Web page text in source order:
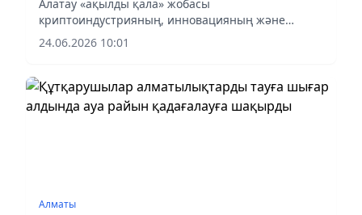
өркендеуіне жол ашады
Алатау «ақылды қала» жобасы
криптоиндустрияның, инновацияның және
жоғары технологиялық бизнестің өркендеуіне
жол ашады
24.06.2026 10:01
Алматы